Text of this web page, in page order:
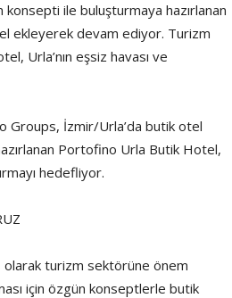
ile buluşturmaya hazırlanan
ekleyerek devam ediyor. Turizm
Urla’nın eşsiz havası ve
Groups, İzmir/Urla’da butik otel
Portofino Urla Butik Hotel,
hedefliyor.
olarak turizm sektörüne önem
için özgün konseptlerle butik